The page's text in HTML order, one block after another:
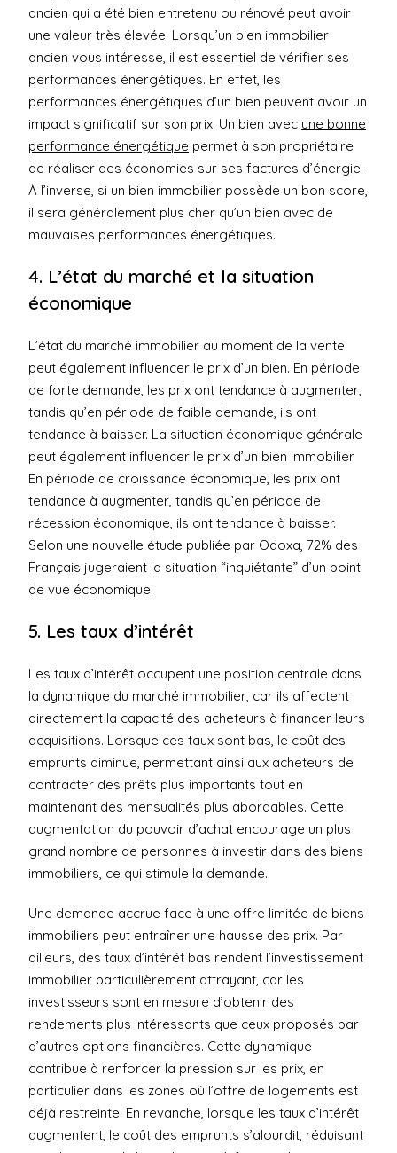
ancien qui a été bien entretenu ou rénové peut avoir
une valeur très élevée. Lorsqu’un bien immobilier
ancien vous intéresse, il est essentiel de vérifier ses
performances énergétiques. En effet, les
performances énergétiques d’un bien peuvent avoir un
impact significatif sur son prix. Un bien avec une bonne
performance énergétique permet à son propriétaire
de réaliser des économies sur ses factures d’énergie.
À l’inverse, si un bien immobilier possède un bon score,
il sera généralement plus cher qu’un bien avec de
mauvaises performances énergétiques.
4. L’état du marché et la situation
économique
L’état du marché immobilier au moment de la vente
peut également influencer le prix d’un bien. En période
de forte demande, les prix ont tendance à augmenter,
tandis qu’en période de faible demande, ils ont
tendance à baisser. La situation économique générale
peut également influencer le prix d’un bien immobilier.
En période de croissance économique, les prix ont
tendance à augmenter, tandis qu’en période de
récession économique, ils ont tendance à baisser.
Selon une nouvelle étude publiée par Odoxa, 72% des
Français jugeraient la situation “inquiétante” d’un point
de vue économique.
5. Les taux d’intérêt
Les taux d’intérêt occupent une position centrale dans
la dynamique du marché immobilier, car ils affectent
directement la capacité des acheteurs à financer leurs
acquisitions. Lorsque ces taux sont bas, le coût des
emprunts diminue, permettant ainsi aux acheteurs de
contracter des prêts plus importants tout en
maintenant des mensualités plus abordables. Cette
augmentation du pouvoir d’achat encourage un plus
grand nombre de personnes à investir dans des biens
immobiliers, ce qui stimule la demande.
Une demande accrue face à une offre limitée de biens
immobiliers peut entraîner une hausse des prix. Par
ailleurs, des taux d’intérêt bas rendent l’investissement
immobilier particulièrement attrayant, car les
investisseurs sont en mesure d’obtenir des
rendements plus intéressants que ceux proposés par
d’autres options financières. Cette dynamique
contribue à renforcer la pression sur les prix, en
particulier dans les zones où l’offre de logements est
déjà restreinte. En revanche, lorsque les taux d’intérêt
augmentent, le coût des emprunts s’alourdit, réduisant